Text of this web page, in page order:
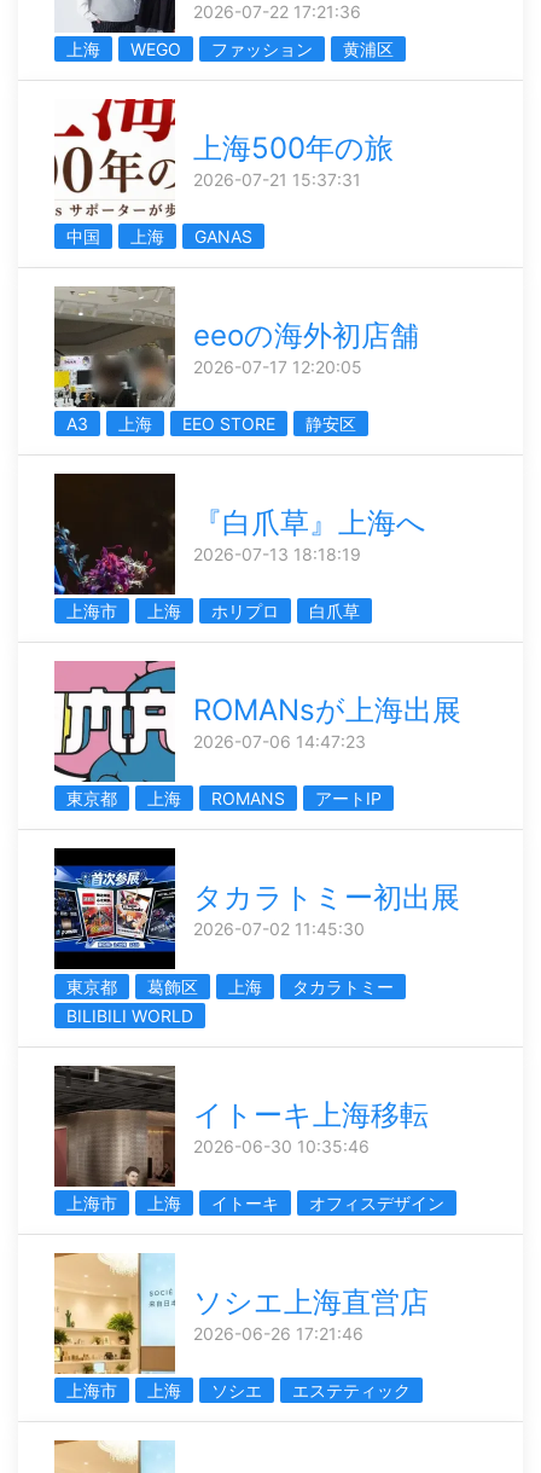
2026-07-22 17:21:36
上海
WEGO ファッション 黄浦区
上海500年の旅
2026-07-21 15:37:31
中国 上海 GANAS
eeoの海外初店舗
2026-07-17 12:20:05
A3 上海 EEO STORE 静安区
『白爪草』上海へ
2026-07-13 18:18:19
上海市 上海 ホリプロ 白爪草
ROMANsが上海出展
2026-07-06 14:47:23
東京都 上海 ROMANS アートIP
タカラトミー初出展
2026-07-02 11:45:30
東京都 葛飾区 上海
タカラトミー
BILIBILI WORLD
イトーキ上海移転
2026-06-30 10:35:46
上海市 上海 イトーキ オフィスデザイン
ソシエ上海直営店
2026-06-26 17:21:46
上海市 上海 ソシエ エステティック